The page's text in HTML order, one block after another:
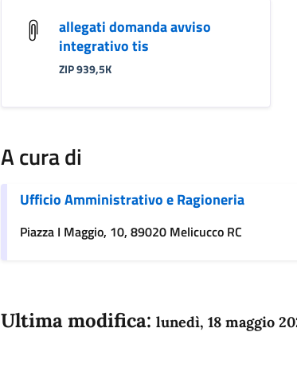
allegati domanda avviso
integrativo tis
ZIP 939,5K
A cura di
Ufficio Amministrativo e Ragioneria
Piazza I Maggio, 10, 89020 Melicucco RC
Ultima modifica: lunedì, 18 maggio